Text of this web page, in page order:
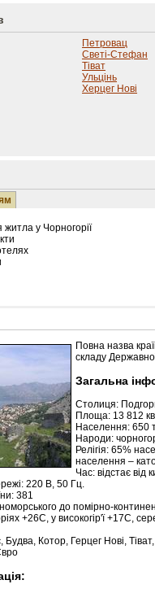
Петровац
Светі-Стефан
Тіват
Ульцінь
Херцег Нові
у Чорногорії
про готель на
інформації і цін на вимогу
Повна назва
складу
Загальна
Столиця:
Площа: 13 812
Населення: 650
Народи:
Релігія: 65%
населення –
Час: відстає від
220 В, 50 Гц.
381
до помірно-
+26С, у високогір'ї +17С,
Будва, Котор, Герцег Нові,